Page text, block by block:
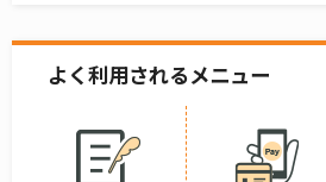
よく利用されるメニュー